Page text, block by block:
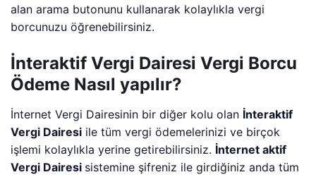
alan arama butonunu kullanarak kolaylıkla vergi
borcunuzu öğrenebilirsiniz.
İnteraktif Vergi Dairesi Vergi Borcu
Ödeme Nasıl yapılır?
İnternet Vergi Dairesinin bir diğer kolu olan İnteraktif
Vergi Dairesi ile tüm vergi ödemelerinizi ve birçok
işlemi kolaylıkla yerine getirebilirsiniz. İnternet aktif
Vergi Dairesi sistemine şifreniz ile girdiğiniz anda tüm